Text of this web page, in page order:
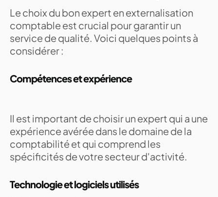
Le choix du bon expert en externalisation
comptable est crucial pour garantir un
service de qualité. Voici quelques points à
considérer :
Compétences et expérience
Il est important de choisir un expert qui a une
expérience avérée dans le domaine de la
comptabilité et qui comprend les
spécificités de votre secteur d'activité.
Technologie et logiciels utilisés